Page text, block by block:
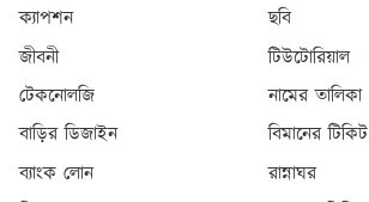
ক্যাপশন
ছবি
জীবনী
টিউটোরিয়াল
টেকনোলজি
নামের তালিকা
বাড়ির ডিজাইন
বিমানের টিকিট
ব্যাংক লোন
রান্নাঘর